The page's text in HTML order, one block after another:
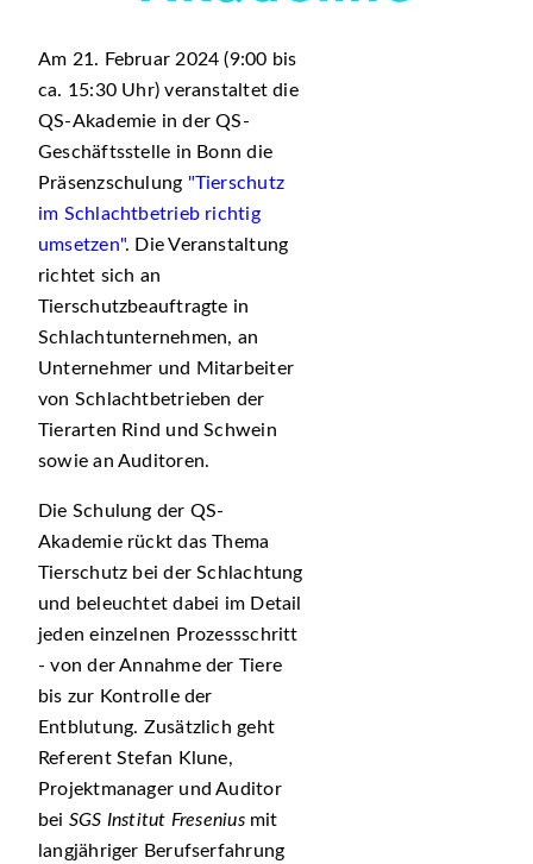
Am 21. Februar 2024 (9:00 bis
ca. 15:30 Uhr) veranstaltet die
QS-Akademie in der QS-
Geschäftsstelle in Bonn die
Präsenzschulung "Tierschutz
im Schlachtbetrieb richtig
umsetzen". Die Veranstaltung
richtet sich an
Tierschutzbeauftragte in
Schlachtunternehmen, an
Unternehmer und Mitarbeiter
von Schlachtbetrieben der
Tierarten Rind und Schwein
sowie an Auditoren.
Die Schulung der QS-
Akademie rückt das Thema
Tierschutz bei der Schlachtung
und beleuchtet dabei im Detail
jeden einzelnen Prozessschritt
- von der Annahme der Tiere
bis zur Kontrolle der
Entblutung. Zusätzlich geht
Referent Stefan Klune,
Projektmanager und Auditor
bei SGS Institut Freseniusmit
langjähriger Berufserfahrung